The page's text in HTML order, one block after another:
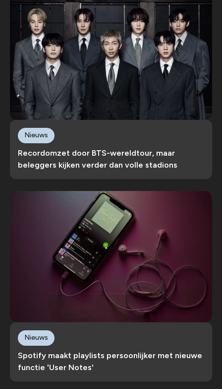
Recordomzet door BTS-wereldtour, maar
beleggers kijken verder dan volle stadions
Nieuws
Spotify maakt playlists persoonlijker met nieuwe
functie 'User Notes'
Nieuws